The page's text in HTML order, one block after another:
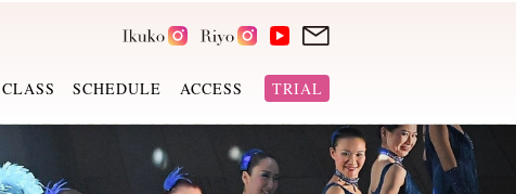
CLASS SCHEDULE ACCESS TRIAL